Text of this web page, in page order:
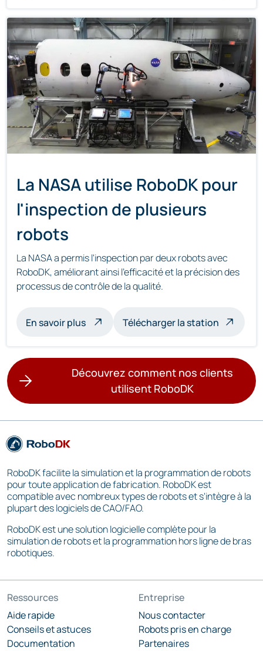
La NASA utilise RoboDK pour
l'inspection de plusieurs
robots
La NASA a permis l'inspection par deux robots avec
RoboDK, améliorant ainsi l'efficacité et la précision des
processus de contrôle de la qualité.
En savoir plusà propos de l'inspection multi-robots
Télécharger la station
Découvrez comment nos clients
utilisent RoboDK
RoboDK facilite la simulation et la programmation de robots
pour toute application de fabrication. RoboDK est
compatible avec nombreux types de robots et s'intègre à la
plupart des logiciels de CAO/FAO.
RoboDK est une solution logicielle complète pour la
simulation de robots et la programmation hors ligne de bras
robotiques.
Ressources
Aide rapide
Conseils et astuces
Documentation
Entreprise
Nous contacter
Robots pris en charge
Partenaires